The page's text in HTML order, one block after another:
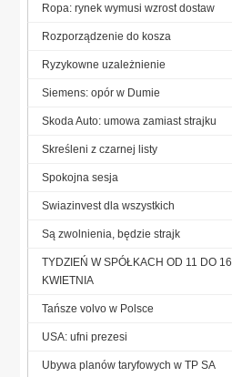
Ropa: rynek wymusi wzrost dostaw
Rozporządzenie do kosza
Ryzykowne uzależnienie
Siemens: opór w Dumie
Skoda Auto: umowa zamiast strajku
Skreśleni z czarnej listy
Spokojna sesja
Swiazinvest dla wszystkich
Są zwolnienia, będzie strajk
TYDZIEŃ W SPÓŁKACH OD 11 DO 16
KWIETNIA
Tańsze volvo w Polsce
USA: ufni prezesi
Ubywa planów taryfowych w TP SA